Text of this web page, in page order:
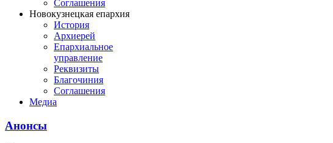
Соглашения
Новокузнецкая епархия
История
Архиерей
Епархиальное
управление
Реквизиты
Благочиния
Соглашения
Медиа
Анонсы